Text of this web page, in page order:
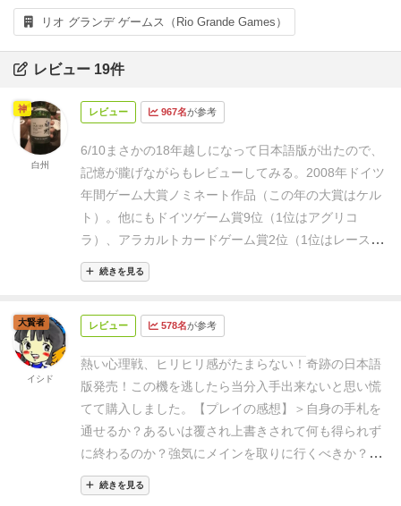
リオ グランデ ゲームス（Rio Grande Games）
レビュー 19件
レビュー 967名が参考
6/10 まさかの18年越しになって日本語版が出たので、
記憶が朧げながらもレビューしてみる。 2008年ドイツ
年間ゲーム大賞ノミネート作品（この年の大賞はケル
ト）。 他にもドイツゲーム賞9位（1位はアグリコ
ラ）、アラカルトカードゲーム賞2位（1位はレースフ
ォーザギャラクシー）と中々の成績を持つが、1番で
はなかったこともふまえ、たしかに戦略性の高いバッ
かった印象が残っているゲーム。
か、カードゲーム版といったほうがよいか）でもある
作品で、当時は2016年エキスパートゲーム大賞「アイ
ルオブスカイ」の2年連続大賞受賞のコンビであるプ
フィスターとアンドレアスペリカンが活躍していた時
代が懐かしく、このゲームはペリカン1人の作品とな
る。やることは、カードを伏せて出して、バッティン
続きを見る
神
白州
レビュー 578名が参考
熱い心理戦、ヒリヒリ感がたまらない！ 奇跡の日本語
版発売！この機を逃したら当分入手出来ないと思い慌
てて購入しました。
【プレイの感想】
＞自身の手札を
通せるか？あるいは覆され上書きされて何も得られず
に終わるのか？強気にメインを取りに行くべきか？い
や今回は1回しゃがんでサポートに回るか？
ヤーの手元に公開されている資源や資金、過去ラウン
続きを見る
大賢者
イシド